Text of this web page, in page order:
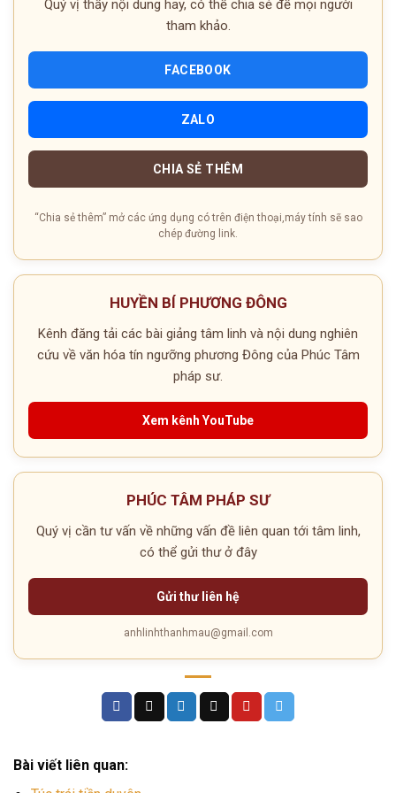
Quý vị thấy nội dung hay, có thể chia sẻ để mọi người
tham khảo.
FACEBOOK
ZALO
CHIA SẺ THÊM
“Chia sẻ thêm” mở các ứng dụng có trên điện thoại,máy tính sẽ sao
chép đường link.
HUYỀN BÍ PHƯƠNG ĐÔNG
Kênh đăng tải các bài giảng tâm linh và nội dung nghiên
cứu về văn hóa tín ngưỡng phương Đông của Phúc Tâm
pháp sư.
Xem kênh YouTube
PHÚC TÂM PHÁP SƯ
Quý vị cần tư vấn về những vấn đề liên quan tới tâm linh,
có thể gửi thư ở đây
Gửi thư liên hệ
anhlinhthanhmau@gmail.com
Bài viết liên quan: